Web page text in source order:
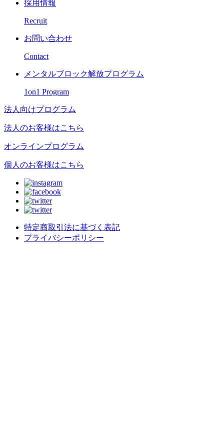
採用情報
Recruit
お問い合わせ
Contact
メンタルブロック解放プログラム
1on1 Program
法人向けプログラム
法人のお客様はこちら
オンラインプログラム
個人のお客様はこちら
特定商取引法に基づく表記
プライバシーポリシー